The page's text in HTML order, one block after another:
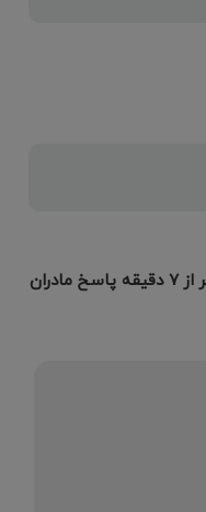
همین الان سوال خود را بپرسید و کمتر از ۷ دقیقه پاسخ مادران